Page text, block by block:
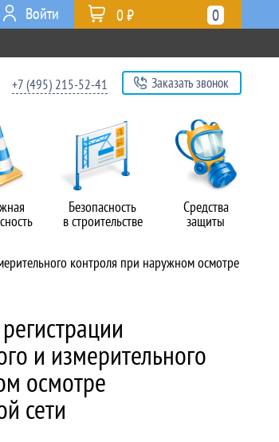
Безопасность
в строительстве
Средства
защиты
0
0 ₽
Войти
+7 (495) 215-52-41 Заказать звонок
контроля при наружном осмотре
и измерительного
осмотре
сети